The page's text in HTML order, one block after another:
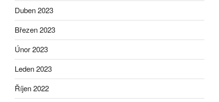
Duben 2023
Březen 2023
Únor 2023
Leden 2023
Říjen 2022